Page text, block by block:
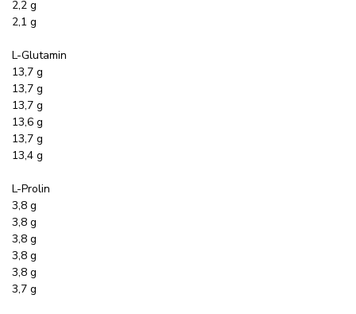
2,2 g
2,1 g
L-Glutamin
13,7 g
13,7 g
13,7 g
13,6 g
13,7 g
13,4 g
L-Prolin
3,8 g
3,8 g
3,8 g
3,8 g
3,8 g
3,7 g